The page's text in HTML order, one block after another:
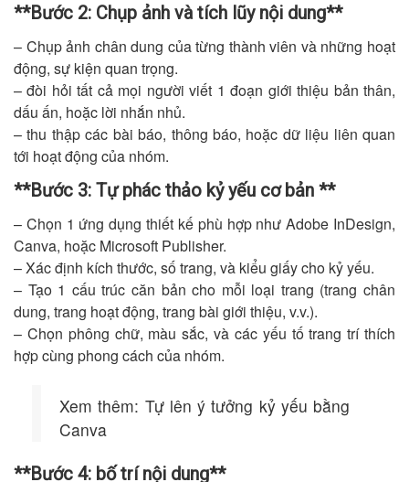
**Bước 2: Chụp ảnh và tích lũy nội dung**
– Chụp ảnh chân dung của từng thành viên và những hoạt
động, sự kiện quan trọng.
– đòi hỏi tất cả mọi người viết 1 đoạn giới thiệu bản thân,
dấu ấn, hoặc lời nhắn nhủ.
– thu thập các bài báo, thông báo, hoặc dữ liệu liên quan
tới hoạt động của nhóm.
**Bước 3: Tự phác thảo kỷ yếu cơ bản **
– Chọn 1 ứng dụng thiết kế phù hợp như Adobe InDesign,
Canva, hoặc Microsoft Publisher.
– Xác định kích thước, số trang, và kiểu giấy cho kỷ yếu.
– Tạo 1 cấu trúc căn bản cho mỗi loại trang (trang chân
dung, trang hoạt động, trang bài giới thiệu, v.v.).
– Chọn phông chữ, màu sắc, và các yếu tố trang trí thích
hợp cùng phong cách của nhóm.
Xem thêm: Tự lên ý tưởng kỷ yếu bằng
Canva
**Bước 4: bố trí nội dung**